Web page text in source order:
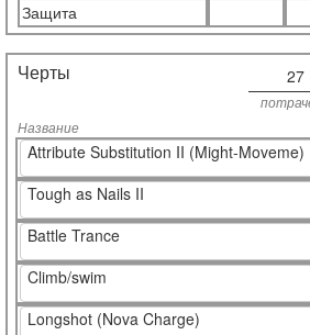
Защита
Черты 27
Название
Attribute Substitution II (Might-Moveme)
Tough as Nails II
Battle Trance
Climb/swim
Longshot (Nova Charge)